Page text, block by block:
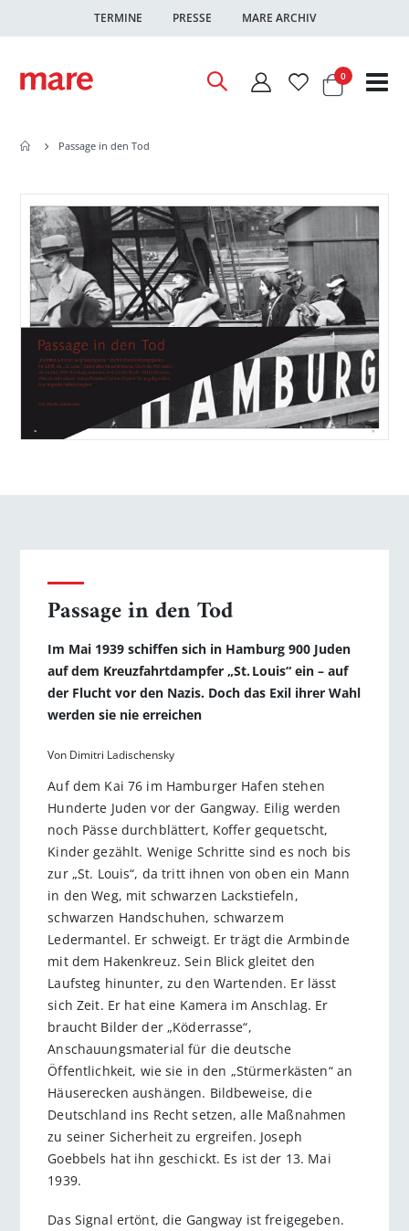
TERMINE PRESSE MARE ARCHIV
Warenkorb
0Artikel
Passage in den Tod
Zum
Ende
der
Bildgalerie
springen
Zum
Anfang
der
Bildgalerie
springen
Passage in den Tod
Im Mai 1939 schiffen sich in Hamburg 900 Juden
auf dem Kreuzfahrtdampfer „St. Louis“ ein – auf
der Flucht vor den Nazis. Doch das Exil ihrer Wahl
werden sie nie erreichen
Von Dimitri Ladischensky
Auf dem Kai 76 im Hamburger Hafen stehen
Hunderte Juden vor der Gangway. Eilig werden
noch Pässe durchblättert, Koffer gequetscht,
Kinder gezählt. Wenige Schritte sind es noch bis
zur „St. Louis“, da tritt ihnen von oben ein Mann
in den Weg, mit schwarzen Lackstiefeln,
schwarzen Handschuhen, schwarzem
Ledermantel. Er schweigt. Er trägt die Armbinde
mit dem Hakenkreuz. Sein Blick gleitet den
Laufsteg hinunter, zu den Wartenden. Er lässt
sich Zeit. Er hat eine Kamera im Anschlag. Er
braucht Bilder der „Köderrasse“,
Anschauungsmaterial für die deutsche
Öffentlichkeit, wie sie in den „Stürmerkästen“ an
Häuserecken aushängen. Bildbeweise, die
Deutschland ins Recht setzen, alle Maßnahmen
zu seiner Sicherheit zu ergreifen. Joseph
Goebbels hat ihn geschickt. Es ist der 13. Mai
1939.
Das Signal ertönt, die Gangway ist freigegeben.